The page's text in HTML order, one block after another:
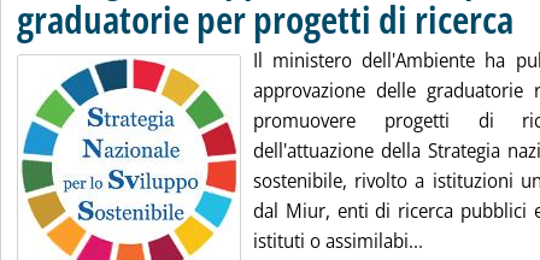
graduatorie per progetti di ricerca
Il ministero dell'Ambiente ha
approvazione delle
promuovere progetti di
dell'attuazione della Strategia
sostenibile, rivolto a istituzioni
dal Miur, enti di ricerca pubblici
istituti o assimilabi...